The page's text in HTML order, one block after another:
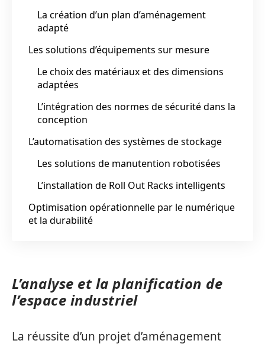
La création d’un plan d’aménagement
adapté
Les solutions d’équipements sur mesure
Le choix des matériaux et des dimensions
adaptées
L’intégration des normes de sécurité dans la
conception
L’automatisation des systèmes de stockage
Les solutions de manutention robotisées
L’installation de Roll Out Racks intelligents
Optimisation opérationnelle par le numérique
et la durabilité
L’analyse et la planification de
l’espace industriel
La réussite d’un projet d’aménagement